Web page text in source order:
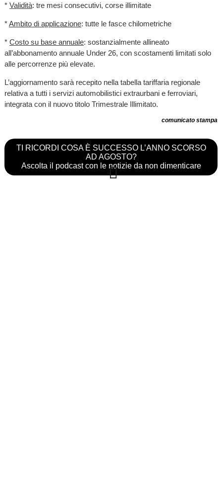
* Validità: tre mesi consecutivi, corse illimitate
*Ambito di applicazione: tutte le fasce chilometriche
* Costo su base annuale: sostanzialmente allineato
all’abbonamento annuale Under 26, con scostamenti limitati solo
alle percorrenze più elevate.
L’aggiornamento sarà recepito nella tabella tariffaria regionale
relativa a tutti i servizi automobilistici extraurbani e ferroviari,
integrata con il nuovo titolo Trimestrale Illimitato.
comunicato stampa
TI RICORDI COSA È SUCCESSO L’ANNO SCORSO
AD AGOSTO?
Ascolta il podcast con le notizie da non dimenticare